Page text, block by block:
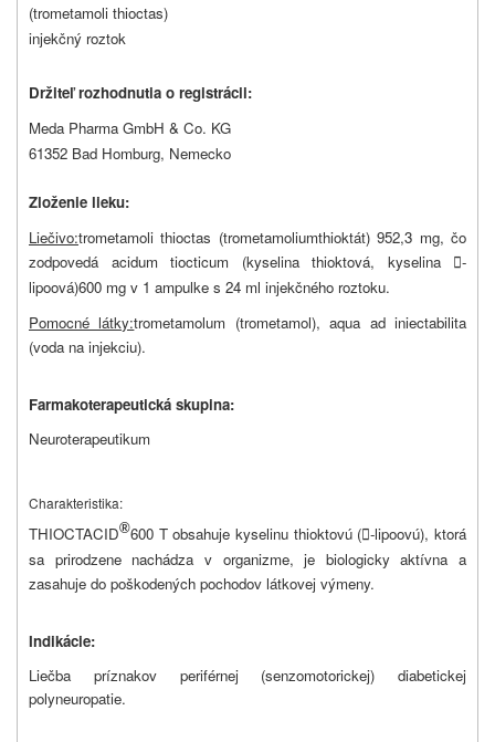
(trometamoli thioctas)
injekčný roztok
Držiteľ rozhodnutia o registrácii:
Meda Pharma GmbH & Co. KG
61352 Bad Homburg, Nemecko
Zloženie lieku:
Liečivo:trometamoli thioctas (trometamoliumthioktát) 952,3 mg, čo
zodpovedá acidum
tiocticum (kyselina thioktová, kyselina -
lipoová)600 mg v 1 ampulke s 24 ml injekčného roztoku.
Pomocné látky:trometamolum (trometamol), aqua ad iniectabilita
(voda na injekciu).
Farmakoterapeutická skupina:
Neuroterapeutikum
Charakteristika:
THIOCTACID®600 T obsahuje kyselinu thioktovú (-lipoovú), ktorá
sa prirodzene nachádza v organizme, je biologicky aktívna a
zasahuje do poškodených pochodov látkovej výmeny.
Indikácie:
Liečba príznakov periférnej (senzomotorickej) diabetickej
polyneuropatie.